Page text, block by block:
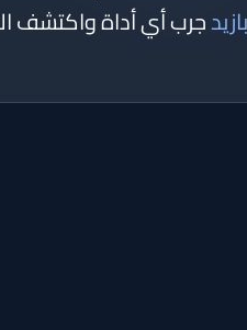
جرب أي أداة واكتشف